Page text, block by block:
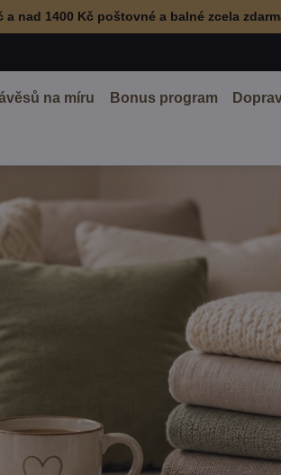
a nad 1400 Kč poštovné a balné zcela
na míru Bonus program